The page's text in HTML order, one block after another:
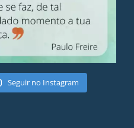
Seguir no Instagram